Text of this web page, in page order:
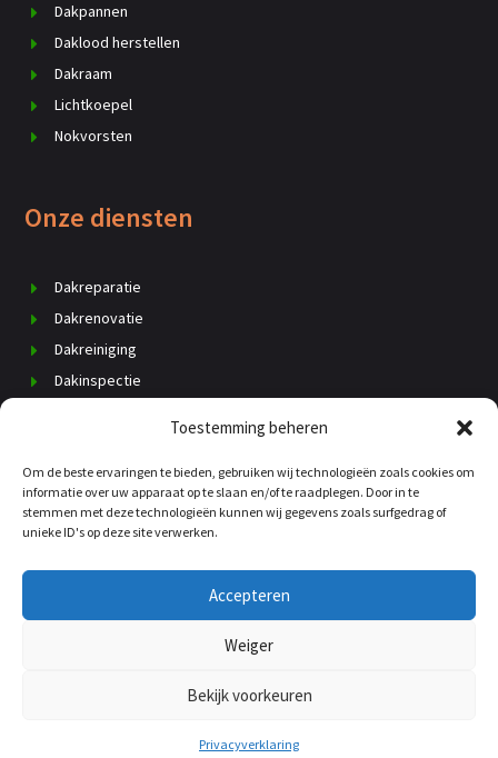
Toestemming beheren
Om de beste ervaringen te bieden, gebruiken wij technologieën zoals cookies om
informatie over uw apparaat op te slaan en/of te raadplegen. Door in te
stemmen met deze technologieën kunnen wij gegevens zoals surfgedrag of
unieke ID's op deze site verwerken.
Accepteren
Weiger
Bekijk voorkeuren
Privacyverklaring
Dakpannen
Daklood herstellen
Dakraam
Lichtkoepel
Nokvorsten
Onze diensten
Dakreparatie
Dakrenovatie
Dakreiniging
Dakinspectie
Daklekkage
Dakisolatie
Dakgoten
Kosten dakdekker
sitemap Privacverklaring